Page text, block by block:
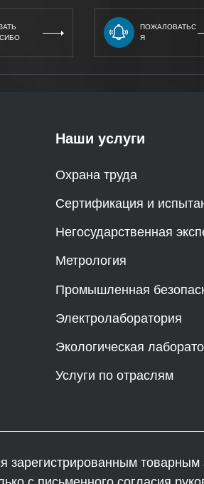
ПОЖАЛОВАТЬС
Я
Наши услуги
Охрана труда
Сертификация и
Негосударственная
Метрология
Промышленная
Электролаборатория
Экологическая
Услуги по отраслям
товарным